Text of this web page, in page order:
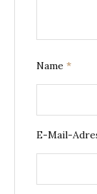
Name *
E-Mail-